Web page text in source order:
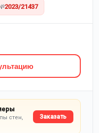
№2023/21437
стен,
Заказать